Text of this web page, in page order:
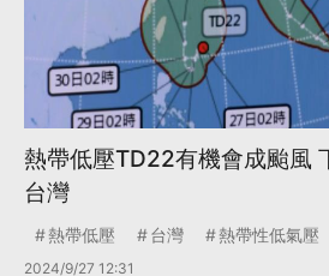
熱帶低壓TD22有機會成颱風
台灣
熱帶低壓 台灣 熱帶性低氣壓
2024/9/27 12:31